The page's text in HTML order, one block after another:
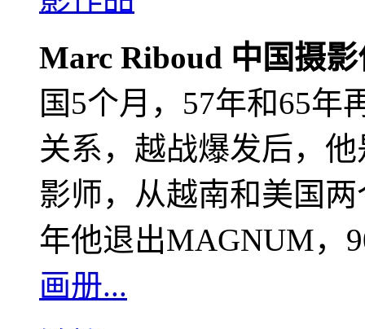
Marc Riboud 中国摄
国5个月，57年和65年
关系，越战爆发后，
影师，从越南和美国
年他退出MAGNUM，
画册...